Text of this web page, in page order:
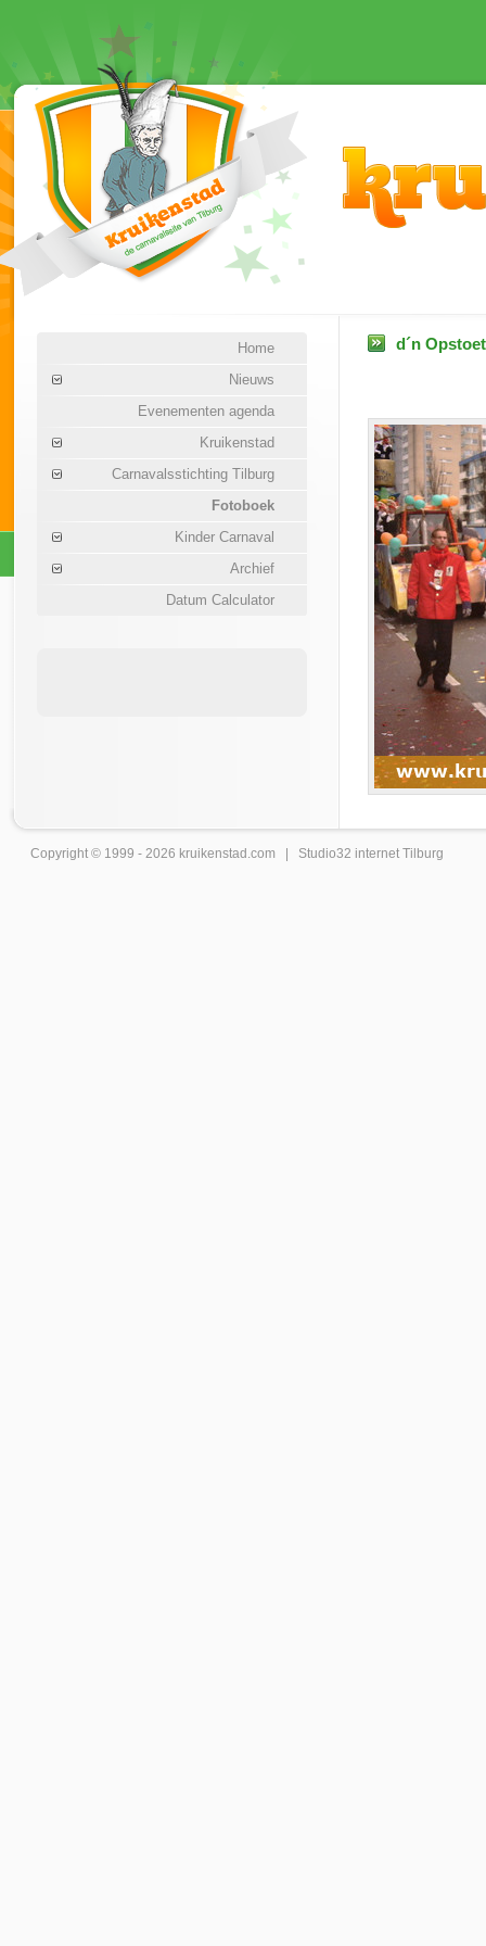
Home
Nieuws
Evenementen agenda
Kruikenstad
Carnavalsstichting Tilburg
Fotoboek
Kinder Carnaval
Archief
Datum Calculator
d´n
Copyright © 1999 - 2026 kruikenstad .com | Studio32 internet Tilburg